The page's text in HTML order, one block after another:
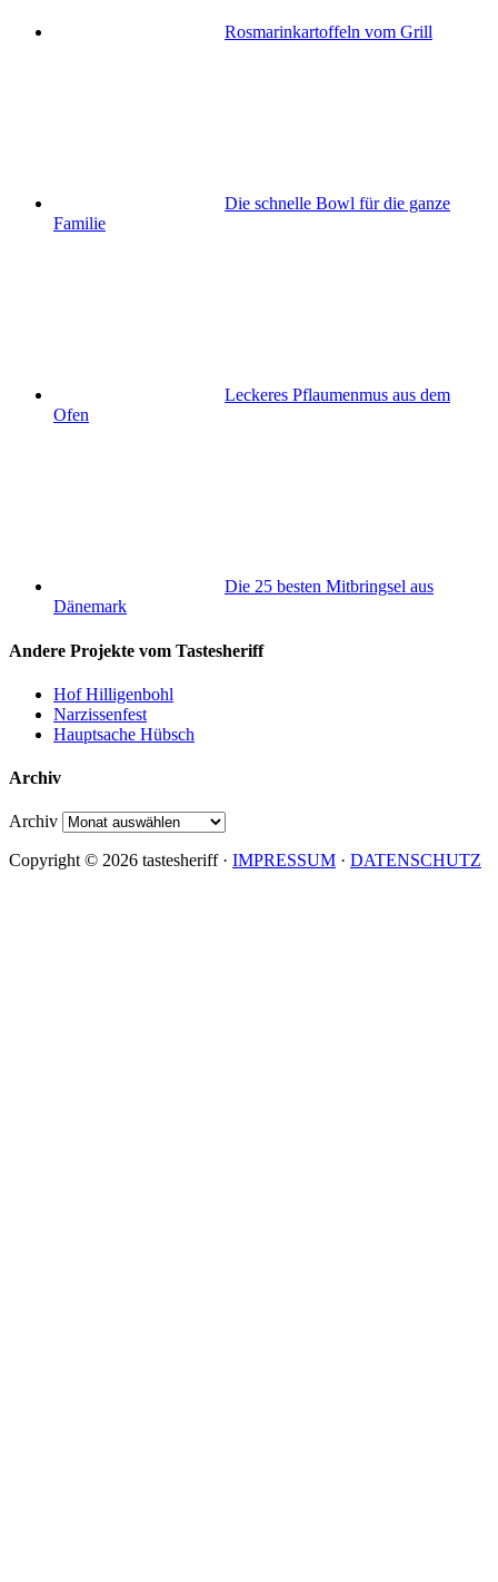
Rosmarinkartoffeln vom Grill
Die schnelle Bowl für die ganze
Familie
Leckeres Pflaumenmus aus dem
Ofen
Die 25 besten Mitbringsel aus
Dänemark
Andere Projekte vom Tastesheriff
Hof Hilligenbohl
Narzissenfest
Hauptsache Hübsch
Archiv
Archiv
Copyright © 2026 tastesheriff · IMPRESSUM · DATENSCHUTZ